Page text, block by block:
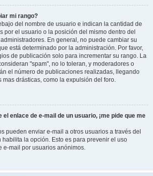
mi rango?
del nombre de usuario e indican la cantidad de
por el usuario o la posición del mismo dentro del
En general, no puede cambiar su
está determinado por la administración. Por favor,
de publicación solo para incrementar su rango. La
"spam", no lo toleran, y moderadores o
el número de publicaciones realizadas, llegando
mas drásticas, como la expulsión del foro.
enlace de e-mail de un usuario, ¡me pide que me
pueden enviar e-mail a otros usuarios a través del
habilita la opción. Esto es para prevenir el uso
e-mail por usuarios anónimos.